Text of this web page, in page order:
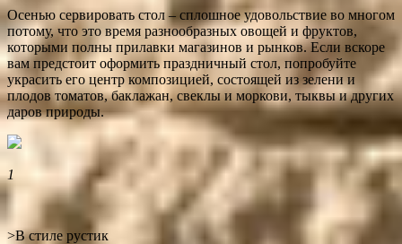
Осенью сервировать стол – сплошное удовольствие во многом
потому, что это время разнообразных овощей и фруктов,
которыми полны прилавки магазинов и рынков. Если вскоре
вам предстоит оформить праздничный стол, попробуйте
украсить его центр композицией, состоящей из зелени и
плодов томатов, баклажан, свеклы и моркови, тыквы и других
даров природы.
1
>В стиле рустик